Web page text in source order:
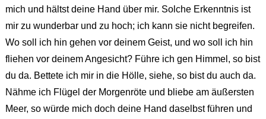
mich und hältst deine Hand über mir. Solche Erkenntnis ist
mir zu wunderbar und zu hoch; ich kann sie nicht begreifen.
Wo soll ich hin gehen vor deinem Geist, und wo soll ich hin
fliehen vor deinem Angesicht? Führe ich gen Himmel, so bist
du da. Bettete ich mir in die Hölle, siehe, so bist du auch da.
Nähme ich Flügel der Morgenröte und bliebe am äußersten
Meer, so würde mich doch deine Hand daselbst führen und